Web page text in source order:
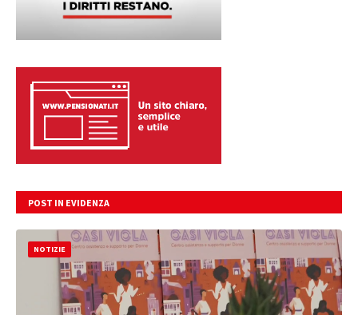
POST IN EVIDENZA
NOTIZIE